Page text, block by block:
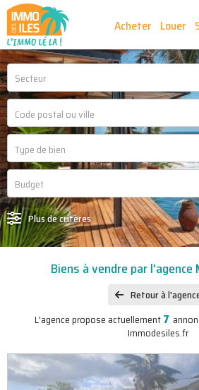
Acheter Louer
Nos outils Ma
Recrutement
Secteur
Plus de critères
Biens à vendre par l'agence
Retour à
L'agence propose actuellement7
Immodesiles.fr